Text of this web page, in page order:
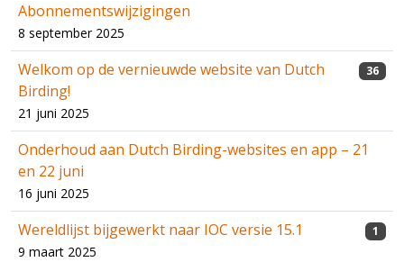
Abonnementswijzigingen
8 september 2025
Welkom op de vernieuwde website van Dutch
Birding!
21 juni 2025
36
Onderhoud aan Dutch Birding-websites en app – 21
en 22 juni
16 juni 2025
Wereldlijst bijgewerkt naar IOC versie 15.1
9 maart 2025
1